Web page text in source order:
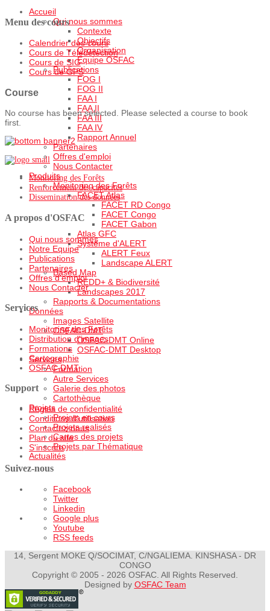
Accueil
Qui nous sommes
Contexte
Objectifs
Organisation
Equipe OSFAC
Publications
FOG I
FOG II
FAA I
FAA II
FAA III
FAA IV
Rapport Annuel
Partenaires
Offres d'emploi
Nous Contacter
Produits
Monitoring des Forêts
FACET Atlas
FACET RD Congo
FACET Congo
FACET Gabon
Atlas GFC
Système d'ALERT
ALERT Feux
Landscape ALERT
Based Map
REDD+ & Biodiversité
Landscapes 2017
Rapports & Documentations
Données
Images Satellite
OSFAC-DMT
OSFAC-DMT Online
OSFAC-DMT Desktop
Services
Formation
Autre Services
Galerie des photos
Cartothèque
Projets
Projets en cours
Projets realisés
Cartes des projets
Projets par Thématique
Actualités
Menu des cours
Calendrier des cours
Cours de Télédétection
Cours de SIG
Cours de GPS
Course
No course has been selected. Please selected a course to book
first.
Monitoring des Forêts
Renforcement des capacités
Dissemination des données
A propos d'OSFAC
Qui nous sommes
Notre Equipe
Publications
Partenaires
Offres d'emploi
Nous Contacter
Services
Monitoring des Forêts
Distribution d'images
Formations
Cartographie
OSFAC-DMT
Support
Règles de confidentialité
Conditions d'utilisation
Contactez-nous
Plan du site
S'inscrire
Suivez-nous
Facebook
Twitter
Linkedin
Google plus
Youtube
RSS feeds
14, Sergent MOKE Q/SOCIMAT, C/NGALIEMA. KINSHASA - DR
CONGO
Copyright © 2005 - 2026 OSFAC. All Rights Reserved.
Designed by OSFAC Team